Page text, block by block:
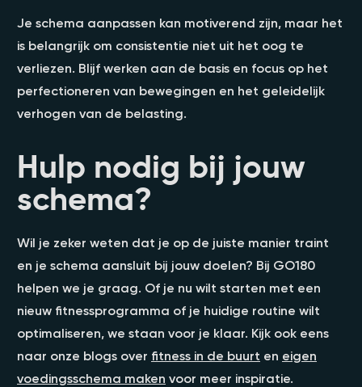
Je schema aanpassen kan motiverend zijn, maar het
is belangrijk om consistentie niet uit het oog te
verliezen. Blijf werken aan de basis en focus op het
perfectioneren van bewegingen en het geleidelijk
verhogen van de belasting.
Hulp nodig bij jouw
schema?
Wil je zeker weten dat je op de juiste manier traint
en je schema aansluit bij jouw doelen? Bij GO180
helpen we je graag. Of je nu wilt starten met een
nieuw fitnessprogramma of je huidige routine wilt
optimaliseren, we staan voor je klaar. Kijk ook eens
naar onze blogs over fitness in de buurt en eigen
voedingsschema maken voor meer inspiratie.